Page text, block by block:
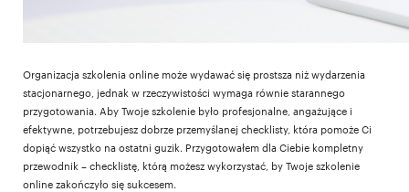
Organizacja szkolenia online może wydawać się prostsza niż wydarzenia
stacjonarnego, jednak w rzeczywistości wymaga równie starannego
przygotowania. Aby Twoje szkolenie było profesjonalne, angażujące i
efektywne, potrzebujesz dobrze przemyślanej checklisty, która pomoże Ci
dopiąć wszystko na ostatni guzik. Przygotowałem dla Ciebie kompletny
przewodnik – checklistę, którą możesz wykorzystać, by Twoje szkolenie
online zakończyło się sukcesem.